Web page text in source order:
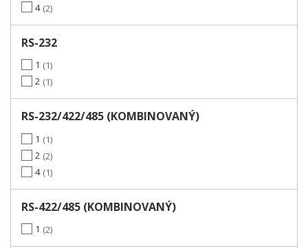
4 2
RS-232
1
1
2 1
RS-232/422/485 (KOMBINOVANÝ)
1
1
2 2
4 1
RS-422/485 (KOMBINOVANÝ)
1 2